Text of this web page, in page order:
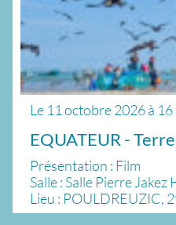
Le 11 octobre 2026à 16
EQUATEUR -
Présentation : Film
Salle : Salle Pierre Jakez
Lieu : POULDREUZIC,